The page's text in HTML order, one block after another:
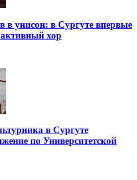
в унисон: в Сургуте впервые
хор
в Сургуте
по Университетской